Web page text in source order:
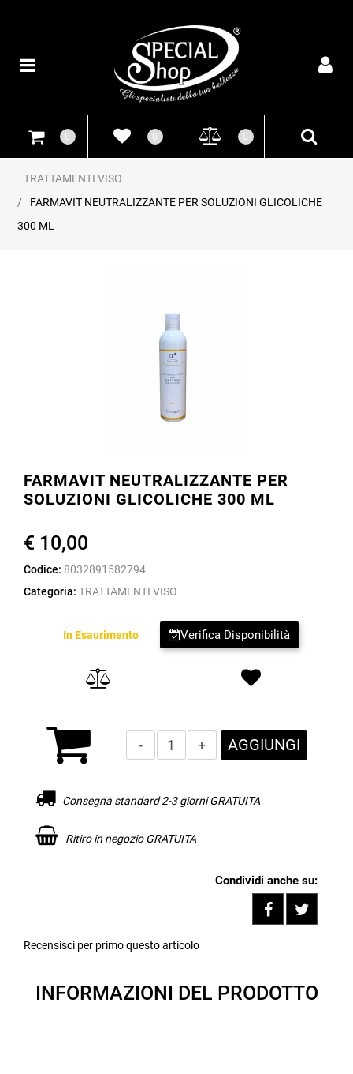
0 0 0
TRATTAMENTI VISO
FARMAVIT NEUTRALIZZANTE PER SOLUZIONI GLICOLICHE
300 ML
FARMAVIT NEUTRALIZZANTE PER
SOLUZIONI GLICOLICHE 300 ML
€ 10,00
Codice: 8032891582794
Categoria: TRATTAMENTI VISO
Verifica Disponibilità
In Esaurimento
Quantità
AGGIUNGI
Consegna standard 2-3 giorni GRATUITA
Ritiro in negozio GRATUITA
Condividi anche su:
Recensisci per primo questo articolo
INFORMAZIONI DEL PRODOTTO